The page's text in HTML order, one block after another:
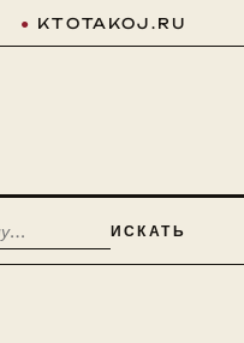
● KTOTAKOJ.RU
ИСКАТЬ